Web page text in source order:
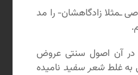
ـمثلا زادگاهشان- را مد
در آن اصول سنتی عروض
به غلطشعر سفید نامیده